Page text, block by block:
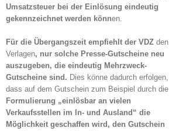
Umsatzsteuer bei der Einlösung eindeutig
gekennzeichnet werden können.
Für die Übergangszeit empfiehlt der VDZ den
Verlagen, nur solche Presse-Gutscheine neu
auszugeben, die eindeutig Mehrzweck-
Gutscheine sind. Dies könne dadurch erfolgen,
dass auf dem Gutschein zum Beispiel durch die
Formulierung „einlösbar an vielen
Verkaufsstellen im In- und Ausland“ die
Möglichkeit geschaffen wird, den Gutschein